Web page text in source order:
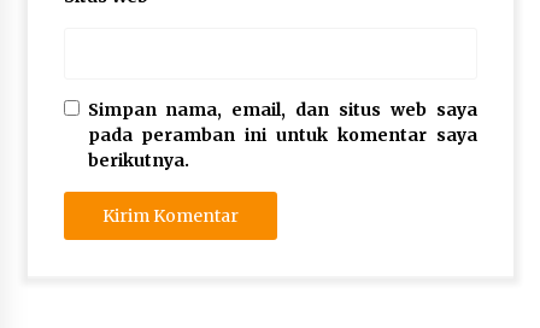
Simpan nama, email, dan situs web saya
pada peramban ini untuk komentar saya
berikutnya.